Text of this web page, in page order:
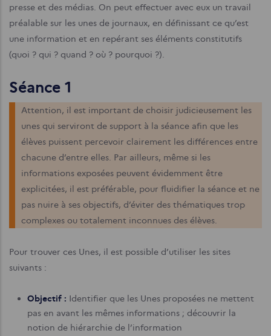
presse et des médias. On peut effectuer avec eux un travail
préalable sur les unes de journaux, en définissant ce qu’est
une information et en repérant ses éléments constitutifs
(quoi ? qui ? quand ? où ? pourquoi ?).
Séance 1
Attention, il est important de choisir judicieusement les
unes qui serviront de support à la séance afin que les
élèves puissent percevoir clairement les différences entre
chacune d’entre elles. Par ailleurs, même si les
informations exposées peuvent évidemment être
explicitées, il est préférable, pour fluidifier la séance et ne
pas nuire à ses objectifs, d’éviter des thématiques trop
complexes ou totalement inconnues des élèves.
Pour trouver ces Unes, il est possible d’utiliser les sites
suivants :
Objectif : Identifier que les Unes proposées ne mettent
pas en avant les mêmes informations ; découvrir la
notion de hiérarchie de l’information